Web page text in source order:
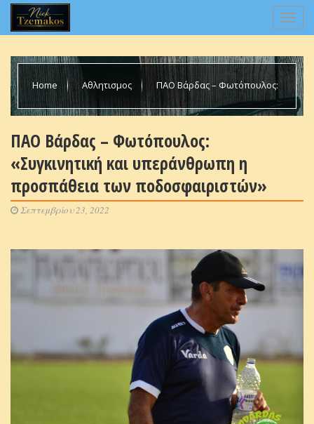
Home Αθλητισμος ΠΑΟ Βάρδας – Φωτόπουλος:
ποδοσφαιριστών»
ΠΑΟ Βάρδας – Φωτόπουλος:
«Συγκινητική και υπεράνθρωπη η
προσπάθεια των ποδοσφαιριστών»
Σεπτεμβρίου 23, 2022